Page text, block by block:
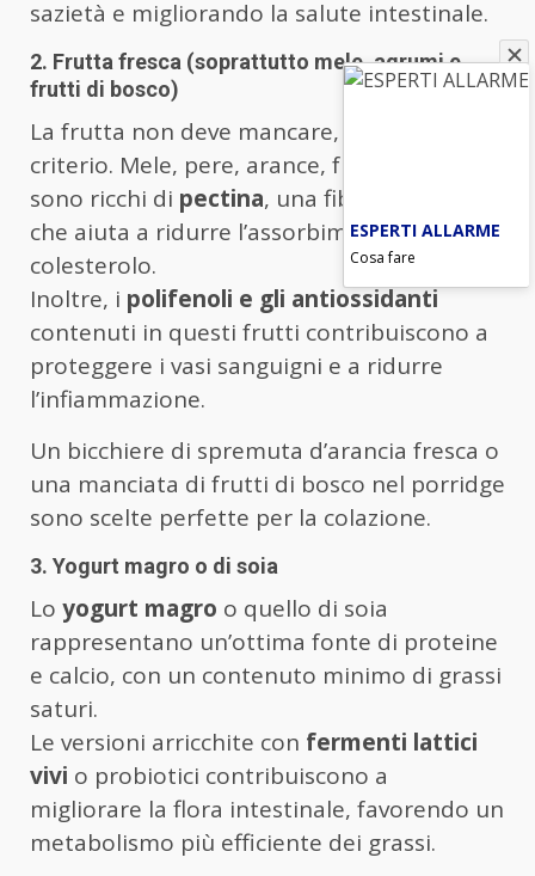
sazietà e migliorando la salute intestinale.
2. Frutta fresca (soprattutto mele, agrumi e
frutti di bosco)
La frutta non deve mancare, ma con
criterio. Mele, pere, arance, fragole e mirtilli
sono ricchi di pectina, una fibra solubile
che aiuta a ridurre l’assorbimento del
colesterolo.
Inoltre, i polifenoli e gli antiossidanti
contenuti in questi frutti contribuiscono a
proteggere i vasi sanguigni e a ridurre
l’infiammazione.
Un bicchiere di spremuta d’arancia fresca o
una manciata di frutti di bosco nel porridge
sono scelte perfette per la colazione.
3. Yogurt magro o di soia
Lo yogurt magro o quello di soia
rappresentano un’ottima fonte di proteine
e calcio, con un contenuto minimo di grassi
saturi.
Le versioni arricchite con fermenti lattici
vivi o probiotici contribuiscono a
migliorare la flora intestinale, favorendo un
metabolismo più efficiente dei grassi.
ESPERTI ALLARME
Cosa fare